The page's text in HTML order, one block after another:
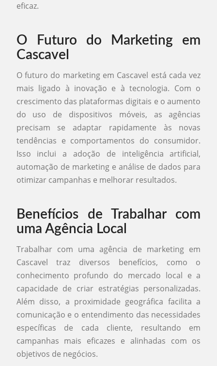
eficaz.
O Futuro do Marketing em
Cascavel
O futuro do marketing em Cascavel está cada vez
mais ligado à inovação e à tecnologia. Com o
crescimento das plataformas digitais e o aumento
do uso de dispositivos móveis, as agências
precisam se adaptar rapidamente às novas
tendências e comportamentos do consumidor.
Isso inclui a adoção de inteligência artificial,
automação de marketing e análise de dados para
otimizar campanhas e melhorar resultados.
Benefícios de Trabalhar com
uma Agência Local
Trabalhar com uma agência de marketing em
Cascavel traz diversos benefícios, como o
conhecimento profundo do mercado local e a
capacidade de criar estratégias personalizadas.
Além disso, a proximidade geográfica facilita a
comunicação e o entendimento das necessidades
específicas de cada cliente, resultando em
campanhas mais eficazes e alinhadas com os
objetivos de negócios.